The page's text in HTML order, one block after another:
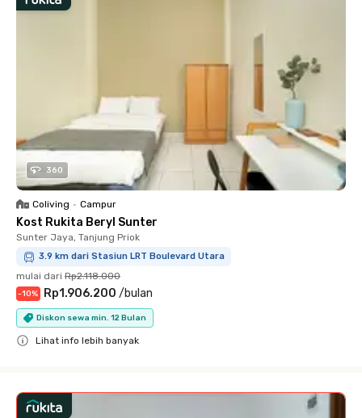
360
Coliving • Campur
Kost Rukita Beryl Sunter
Sunter Jaya, Tanjung Priok
3.9 km dari Stasiun LRT Boulevard Utara
mulai dari Rp2.118.000
-10% Rp1.906.200 /bulan
Diskon sewa min. 12 Bulan
Lihat info lebih banyak